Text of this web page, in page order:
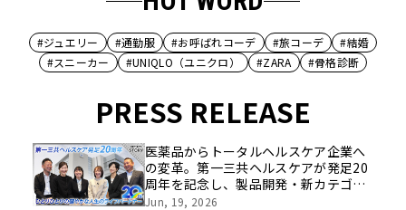
#ジュエリー #通勤服 #お呼ばれコーデ #旅コーデ
#結婚
#スニーカー
#UNIQLO（ユニクロ） #ZARA #骨格診断
PRESS RELEASE
医薬品からトータルヘルスケア企業へ
の変革。第一三共ヘルスケアが発足20
周年を記念し、製品開発・新カテゴリ
挑戦の舞台や旧社統合時のエピソード
Jun, 19, 2026